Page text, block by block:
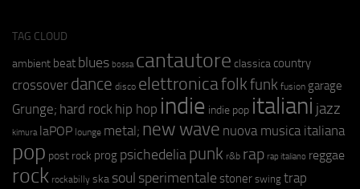
TAG CLOUD
ambient beat blues bossa cantautore classica country
crossover dance disco elettronicafolkfunk fusion garage
Grunge; hard rock hip hop indie indie pop italiani jazz
kimura laPOP lounge metal; new wave nuova musica italiana
pop post rock prog psichedeliapunk r&b rap rap italiano reggae
rock rockabilly ska soul sperimentale stoner swing trap